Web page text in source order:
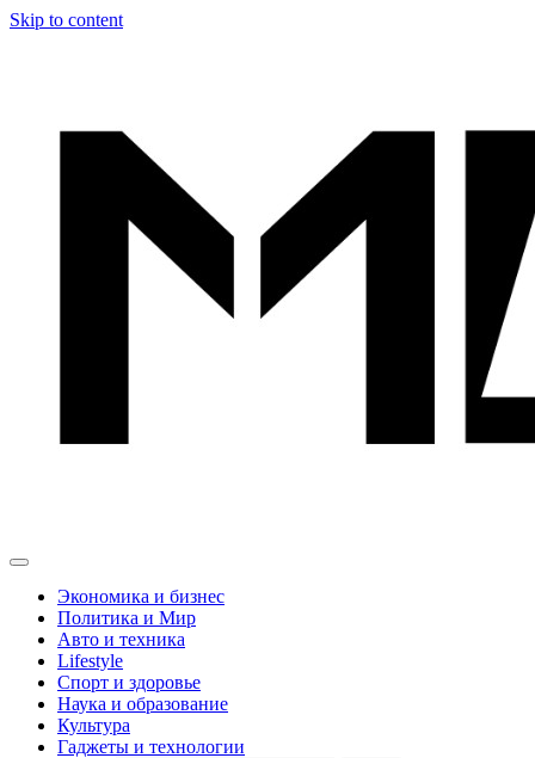
Skip to content
Экономика и бизнес
Политика и Мир
Авто и техника
Lifestyle
Спорт и здоровье
Наука и образование
Культура
Гаджеты и технологии